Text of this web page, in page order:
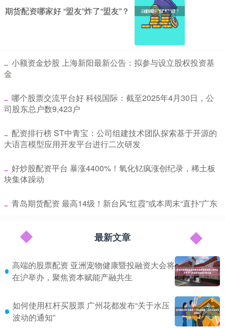
期货配资哪家好 “盟友”炸了“盟友”？
​小额资金炒股 上海新阳最新公告：拟参与设立股权投资基
金
​哪个股票交流平台好 科锐国际：截至2025年4月30日，公
司股东总户数9,423户
​配资排行榜 ST中青宝：公司组建技术团队探索基于开源的
大语言模型应用开发平台进行二次研发
​好炒股配资平台 暴涨4400%！氧化钇疯涨创纪录，稀土板
块集体躁动
​青岛期货配资 最高14级！新台风“红霞”或本周末“直扑”广东
最新文章
高端的股票配资 亚洲宠物健康暨投融资大会将
在沪举办，聚焦资本赋能产融共生
如何使用杠杆买股票 广州花都发布“关于水压
波动的通知”